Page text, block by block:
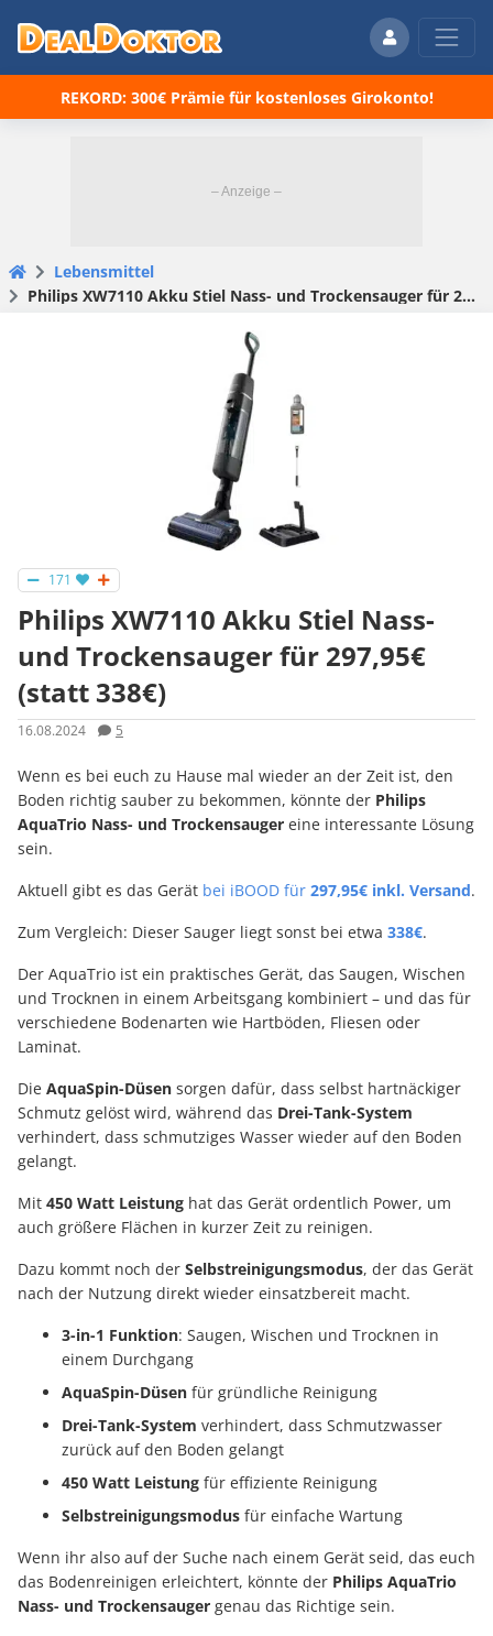
REKORD: 300€ Prämie für kostenloses Girokonto!
Lebensmittel
Philips XW7110 Akku Stiel Nass- und Trockensauger für 297,95€ (statt 338€)
171
Philips XW7110 Akku Stiel Nass-
und Trockensauger für 297,95€
(statt 338€)
16.08.2024 5
Wenn es bei euch zu Hause mal wieder an der Zeit ist, den
Boden richtig sauber zu bekommen, könnte der Philips
AquaTrio Nass- und Trockensauger eine interessante Lösung
sein.
Aktuell gibt es das Gerät bei iBOOD für 297,95€ inkl. Versand.
Zum Vergleich: Dieser Sauger liegt sonst bei etwa 338€.
Der AquaTrio ist ein praktisches Gerät, das Saugen, Wischen
und Trocknen in einem Arbeitsgang kombiniert – und das für
verschiedene Bodenarten wie Hartböden, Fliesen oder
Laminat.
Die AquaSpin-Düsen sorgen dafür, dass selbst hartnäckiger
Schmutz gelöst wird, während das Drei-Tank-System
verhindert, dass schmutziges Wasser wieder auf den Boden
gelangt.
Mit 450 Watt Leistung hat das Gerät ordentlich Power, um
auch größere Flächen in kurzer Zeit zu reinigen.
Dazu kommt noch der Selbstreinigungsmodus, der das Gerät
nach der Nutzung direkt wieder einsatzbereit macht.
3-in-1 Funktion: Saugen, Wischen und Trocknen in
einem Durchgang
AquaSpin-Düsen für gründliche Reinigung
Drei-Tank-System verhindert, dass Schmutzwasser
zurück auf den Boden gelangt
450 Watt Leistung für effiziente Reinigung
Selbstreinigungsmodus für einfache Wartung
Wenn ihr also auf der Suche nach einem Gerät seid, das euch
das Bodenreinigen erleichtert, könnte der Philips AquaTrio
Nass- und Trockensauger genau das Richtige sein.